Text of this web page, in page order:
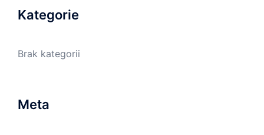
Kategorie
Brak kategorii
Meta